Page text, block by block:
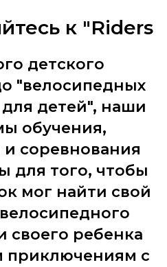
к "Riders
детского
"велосипедных
детей", наши
обучения,
соревнования
для того, чтобы
мог найти свой
своего ребенка
приключениям с